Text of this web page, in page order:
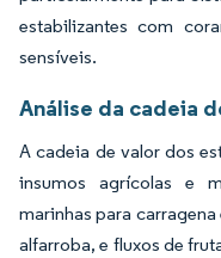
estabilizantes com
sensíveis.
Análise da cadeia
A cadeia de valor dos
insumos agrícolas e
marinhas para
alfarroba, e fluxos de